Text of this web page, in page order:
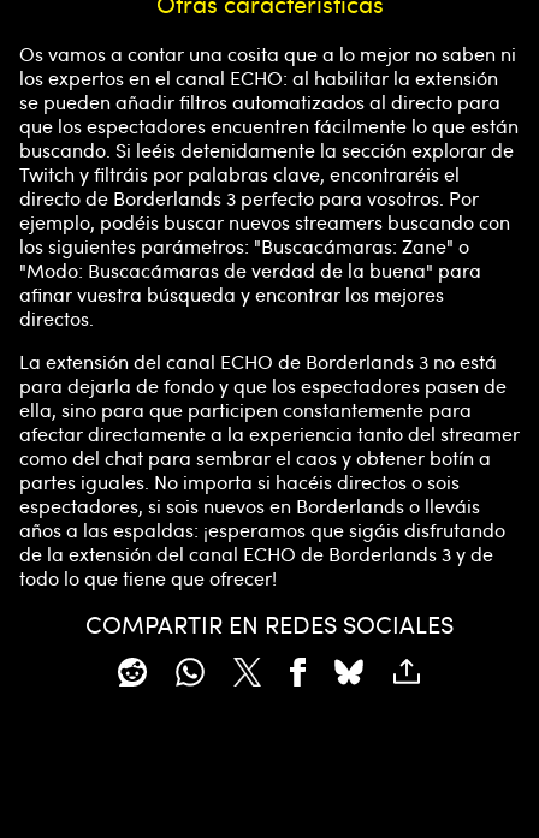
Os vamos a contar una cosita que a lo mejor no saben ni
los expertos en el canal ECHO: al habilitar la extensión
se pueden añadir filtros automatizados al directo para
que los espectadores encuentren fácilmente lo que están
buscando. Si leéis detenidamente la sección explorar de
Twitch y filtráis por palabras clave, encontraréis el
directo de Borderlands 3 perfecto para vosotros. Por
ejemplo, podéis buscar nuevos streamers buscando con
los siguientes parámetros: "Buscacámaras: Zane" o
"Modo: Buscacámaras de verdad de la buena" para
afinar vuestra búsqueda y encontrar los mejores
directos.
La extensión del canal ECHO de Borderlands 3 no está
para dejarla de fondo y que los espectadores pasen de
ella, sino para que participen constantemente para
afectar directamente a la experiencia tanto del streamer
como del chat para sembrar el caos y obtener botín a
partes iguales. No importa si hacéis directos o sois
espectadores, si sois nuevos en Borderlands o lleváis
años a las espaldas: ¡esperamos que sigáis disfrutando
de la extensión del canal ECHO de Borderlands 3 y de
todo lo que tiene que ofrecer!
COMPARTIR EN REDES SOCIALES